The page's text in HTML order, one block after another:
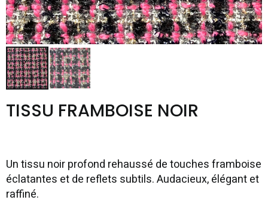
TISSU FRAMBOISE NOIR
Un tissu noir profond rehaussé de touches framboise
éclatantes et de reflets subtils. Audacieux, élégant et
raffiné.